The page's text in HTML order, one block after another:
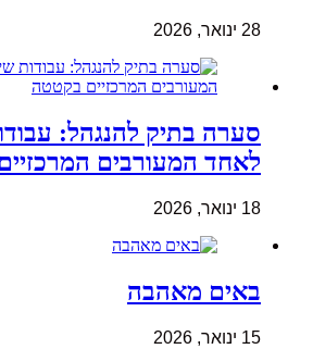
28 ינואר, 2026
סערה בתיק להנגהל:
לאחד המעורבים
18 ינואר, 2026
באים מאהבה
15 ינואר, 2026